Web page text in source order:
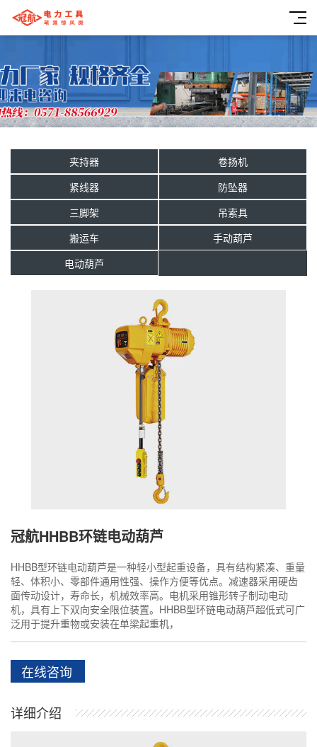
夹持器
卷扬机
紧线器
防坠器
三脚架
吊索具
搬运车
手动葫芦
电动葫芦
冠航HHBB环链电动葫芦
HHBB型环链电动葫芦是一种轻小型起重设备，具有结构紧凑、重量
轻、体积小、零部件通用性强、操作方便等优点。减速器采用硬齿
面传动设计，寿命长，机械效率高。电机采用锥形转子制动电动
机，具有上下双向安全限位装置。HHBB型环链电动葫芦超低式可广
泛用于提升重物或安装在单梁起重机，
在线咨询
详细介绍